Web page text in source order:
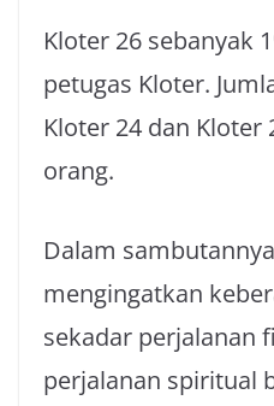
Kloter 26 sebanyak
petugas Kloter.
Kloter 24 dan Kloter
orang.
Dalam
mengingatkan
sekadar perjalanan
perjalanan spiritual